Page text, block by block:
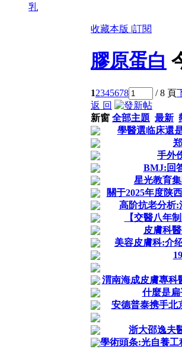
乳
收藏本版 |訂閱
膠原蛋白
12345678 / 8 頁
返 回
新窗 全部主題 最新
學醫選临床還
手外
BMJ:回
星光教育
關于2025年度陕
高阶抗老分析:
【交醫八年
皮膚科
美容皮膚科:介
渭南海成皮膚專科
什麼是
安德普泰携手北
浙大邵逸夫
學術頭条:光自養工